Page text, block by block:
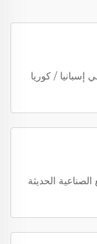
إسبانيا / كوريا
المصانع الصناعية الحديثة